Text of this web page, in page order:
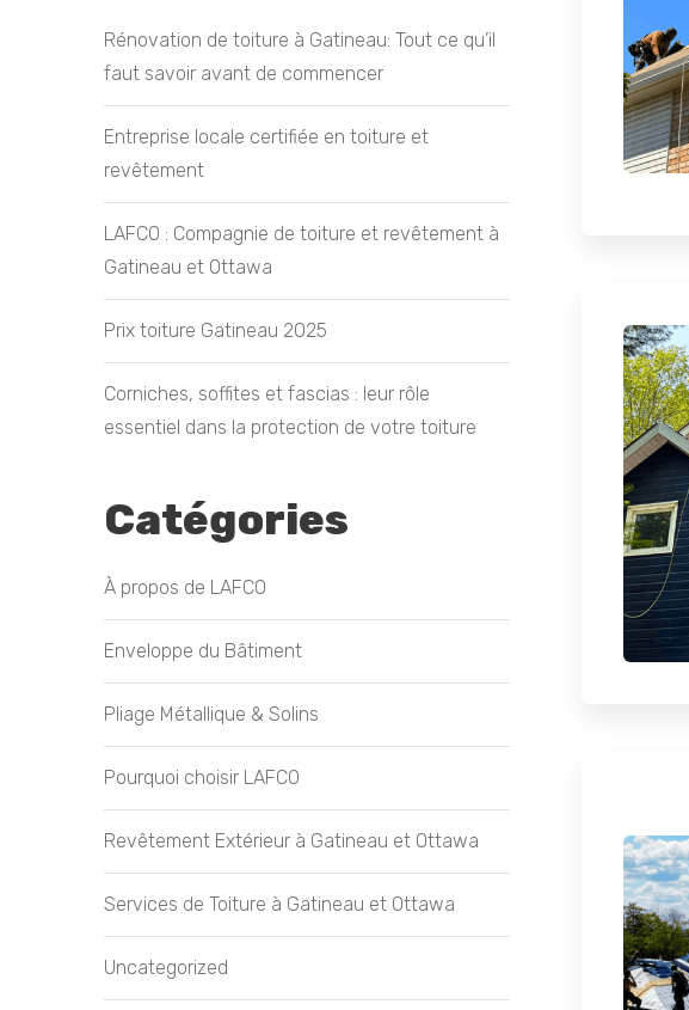
Rénovation de toiture à Gatineau: Tout ce qu’il
faut savoir avant de commencer
Entreprise locale certifiée en toiture et
revêtement
LAFCO : Compagnie de toiture et revêtement à
Gatineau et Ottawa
Prix toiture Gatineau 2025
Corniches, soffites et fascias : leur rôle
essentiel dans la protection de votre toiture
Catégories
À propos de LAFCO
Enveloppe du Bâtiment
Pliage Métallique & Solins
Pourquoi choisir LAFCO
Revêtement Extérieur à Gatineau et Ottawa
Services de Toiture à Gatineau et Ottawa
Uncategorized